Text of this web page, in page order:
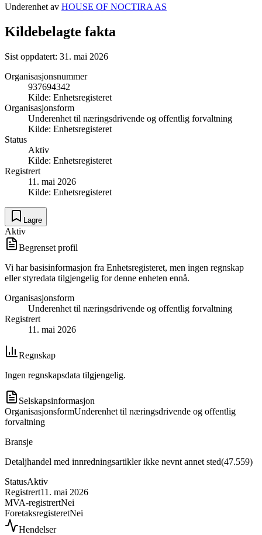
Underenhet av HOUSE OF NOCTIRA AS
Kildebelagte fakta
Sist oppdatert: 31. mai 2026
Organisasjonsnummer
937694342
Kilde: Enhetsregisteret
Organisasjonsform
Underenhet til næringsdrivende og offentlig forvaltning
Kilde: Enhetsregisteret
Status
Aktiv
Kilde: Enhetsregisteret
Registrert
11. mai 2026
Kilde: Enhetsregisteret
Lagre
Aktiv
Begrenset profil
Vi har basisinformasjon fra Enhetsregisteret, men ingen regnskap
eller styredata tilgjengelig for denne enheten ennå.
Organisasjonsform
Underenhet til næringsdrivende og offentlig forvaltning
Registrert
11. mai 2026
Regnskap
Ingen regnskapsdata tilgjengelig.
Selskapsinformasjon
OrganisasjonsformUnderenhet til næringsdrivende og offentlig
forvaltning
Bransje
Detaljhandel med innredningsartikler ikke nevnt annet sted(47.559)
StatusAktiv
Registrert11. mai 2026
MVA-registrertNei
ForetaksregisteretNei
Hendelser